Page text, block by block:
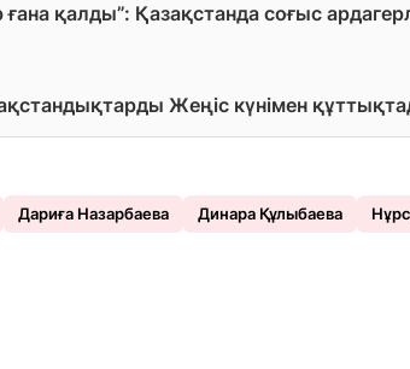
ғана қалды”: Қазақстанда соғыс
Жеңіс күнімен
Дариға Назарбаева Динара Құлыбаева